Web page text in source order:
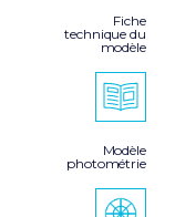
Fiche
technique du
modèle
Modèle
photométrie